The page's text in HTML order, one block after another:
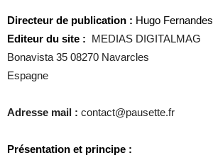
Directeur de publication : Hugo Fernandes
Editeur du site : MEDIAS DIGITALMAG
Bonavista 35 08270 Navarcles
Espagne
Adresse mail : contact@pausette.fr
Présentation et principe :